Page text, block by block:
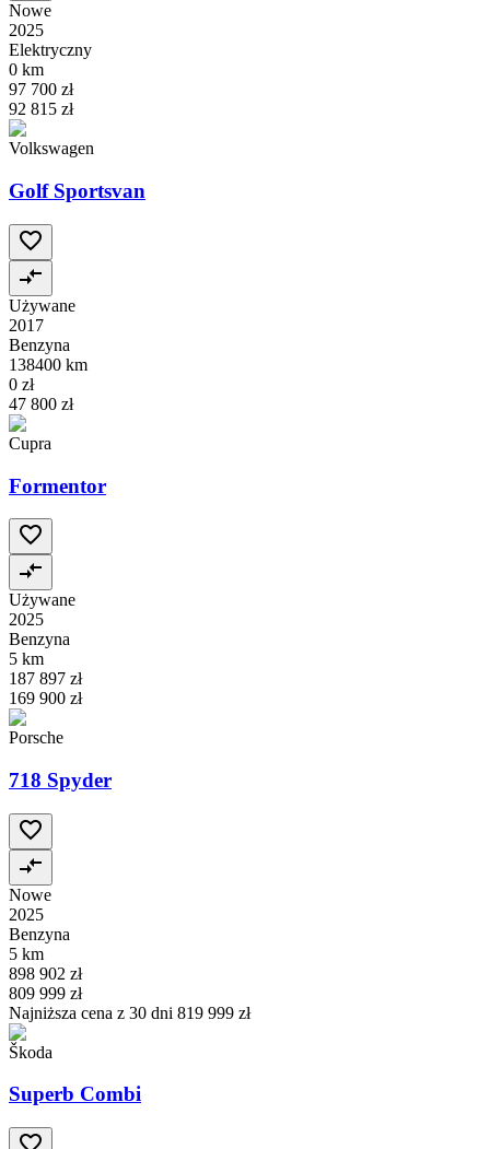
Nowe
2025
Elektryczny
0 km
97 700 zł
92 815 zł
Volkswagen
Golf Sportsvan
Używane
2017
Benzyna
138400 km
0 zł
47 800 zł
Cupra
Formentor
Używane
2025
Benzyna
5 km
187 897 zł
169 900 zł
Porsche
718 Spyder
Nowe
2025
Benzyna
5 km
898 902 zł
809 999 zł
Najniższa cena z 30 dni 819 999 zł
Škoda
Superb Combi